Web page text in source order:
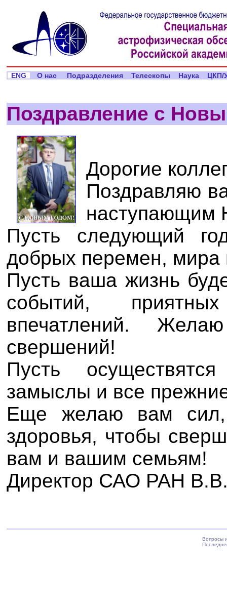
ENG О нас Подразделения Телескопы Наука
Поздравление с
Дорогие
Поздравляю
наступающим
Пусть следующий
добрых перемен, мира
Пусть ваша жизнь
событий,
впечатлений.
свершений!
Пусть
замыслы и все
Еще желаю вам сил,
здоровья, чтобы
вам и вашим семьям!
Директор САО РАН
Вопросы